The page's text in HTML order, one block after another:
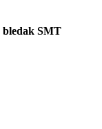
bledak SMT